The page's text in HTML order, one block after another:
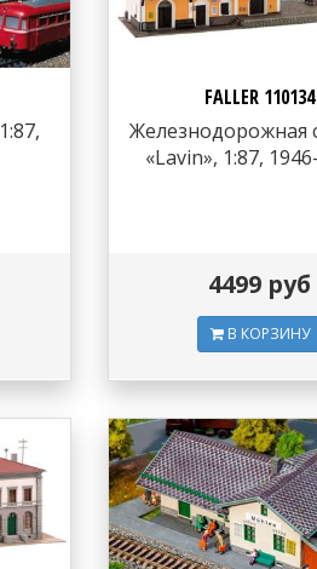
FALLER 110134
Железнодорожная
«Lavin», 1:87,
4499 руб
В КОРЗИНУ